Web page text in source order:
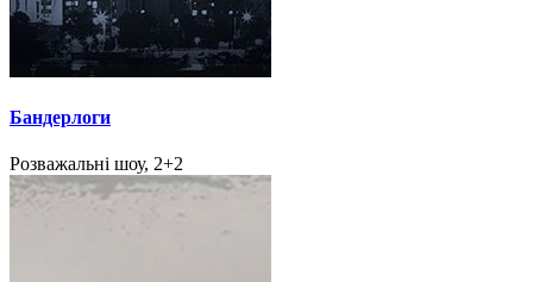
Бандерлоги
Розважальні шоу, 2+2